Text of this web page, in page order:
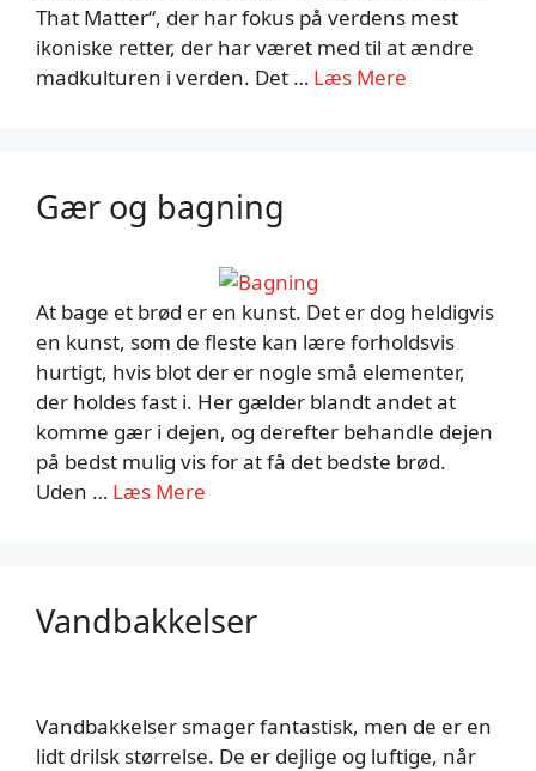
That Matter“, der har fokus på verdens mest
ikoniske retter, der har været med til at ændre
madkulturen i verden. Det … Læs Mere
Gær og bagning
At bage et brød er en kunst. Det er dog heldigvis
en kunst, som de fleste kan lære forholdsvis
hurtigt, hvis blot der er nogle små elementer,
der holdes fast i. Her gælder blandt andet at
komme gær i dejen, og derefter behandle dejen
på bedst mulig vis for at få det bedste brød.
Uden … Læs Mere
Vandbakkelser
Vandbakkelser smager fantastisk, men de er en
lidt drilsk størrelse. De er dejlige og luftige, når